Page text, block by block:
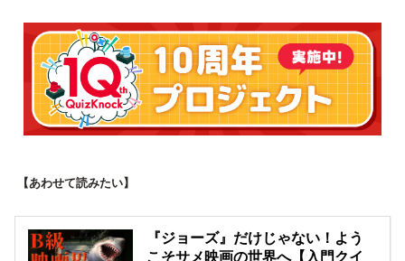
【あわせて読みたい】
『ジョーズ』だけじゃない！よう
こそサメ映画の世界へ【入門クイ